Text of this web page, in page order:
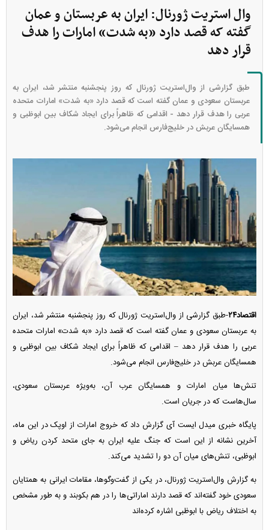
وال استریت ژورنال: ایران به عربستان و عمان
گفته که قصد دارد «به شدت» امارات را هدف
قرار دهد
طبق گزارشی از وال‌استریت ژورنال که روز پنجشنبه منتشر شد، ایران به
عربستان سعودی و عمان گفته است که قصد دارد «به شدت» امارات متحده
عربی را هدف قرار دهد - اقدامی که ظاهراً برای ایجاد شکاف بین ابوظبی و
همسایگان عربش در خلیج‌فارس انجام می‌شود.
اقتصاد۲۴
-طبق گزارشی از وال‌استریت ژورنال که روز پنجشنبه منتشر شد، ایران
به عربستان سعودی و عمان گفته است که قصد دارد «به شدت» امارات متحده
عربی را هدف قرار دهد – اقدامی که ظاهراً برای ایجاد شکاف بین ابوظبی و
همسایگان عربش در خلیج‌فارس انجام می‌شود.
تنش‌ها میان امارات و همسایگان عرب آن، به‌ویژه عربستان سعودی،
سال‌هاست که در جریان است.
پایگاه خبری میدل ایست آی گزارش داد که خروج امارات از اوپک در این ماه،
آخرین نشانه از این است که جنگ علیه ایران به جای متحد کردن ریاض و
ابوظبی، تنش‌های میان آن دو را تشدید می‌کند.
به گزارش وال‌استریت ژورنال، در یکی از گفت‌وگوها، مقامات ایرانی به همتایان
سعودی خود گفته‌اند که قصد دارند اماراتی‌ها را در هم بکوبند و به طور مشخص
به اختلاف ریاض با ابوظبی اشاره کرده‌اند